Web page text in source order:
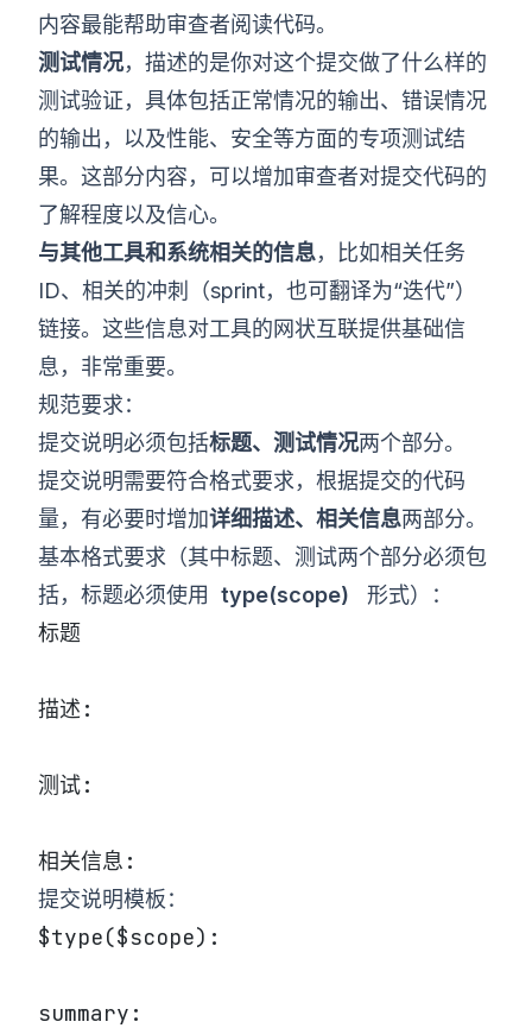
内容最能帮助审查者阅读代码。
测试情况，描述的是你对这个提交做了什么样的
测试验证，具体包括正常情况的输出、错误情况
的输出，以及性能、安全等方面的专项测试结
果。这部分内容，可以增加审查者对提交代码的
了解程度以及信心。
与其他工具和系统相关的信息，比如相关任务
ID、相关的冲刺（sprint，也可翻译为“迭代”）
链接。这些信息对工具的网状互联提供基础信
息，非常重要。
规范要求：
提交说明必须包括标题、测试情况两个部分。
提交说明需要符合格式要求，根据提交的代码
量，有必要时增加详细描述、相关信息两部分。
基本格式要求（其中标题、测试两个部分必须包
括，标题必须使用 type(scope) 形式）：
标题
描述:
测试:
相关信息:
提交说明模板：
$type($scope):
summary: